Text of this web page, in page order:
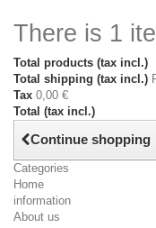
There is 1
Total products (tax incl.)
Total shipping (tax incl.)
Tax 0,00 €
Total (tax incl.)
Continue shopping
Categories
Home
information
About us